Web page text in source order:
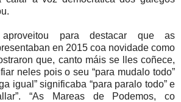
para destacar que as
en 2015 coa novidade como
que, canto máis se lles coñece,
neles pois o seu “para mudalo todo”
igual” significaba “para paralo todo” e
“As Mareas de Podemos, co